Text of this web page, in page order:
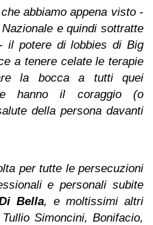
abbiamo appena visto -
e quindi sottratte
il potere di lobbies di Big
a tenere celate le terapie
la bocca a tutti quei
hanno il coraggio (o
della persona davanti
per tutte le persecuzioni
e personali subite
Bella, e moltissimi altri
Simoncini, Bonifacio,